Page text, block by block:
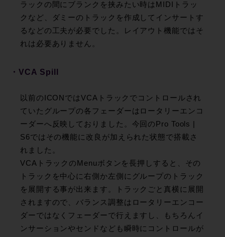
ラックの間にブランクを挟みたい時はMIDIトラッ
クなど、ダミーのトラックを作成してインサートす
るなどの工夫が必要でした。レイアウト機能ではそ
れは必要ありません。
・VCA Spill
以前のICONではVCAトラックでコントロールされ
ていたグループの各フェーダーはロータリーエンコ
ーダーへ反映しておりました。今回のPro Tools |
S6ではその機能に改良が加えられた状態で搭載さ
れました。
VCAトラックのMenuボタンを長押しすると、その
トラックを中心に右側か左側にグループのトラック
を展開する事が出来ます。トラックごと真横に展開
されますので、バランス調整はロータリーエンコー
ダーではなくフェーダーで行えますし、もちろんイ
ンサーションやセンドなども瞬時にコントロールが